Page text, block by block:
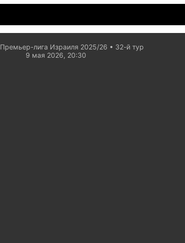
Премьер-лига Израиля 2025/26
32-й тур
9 мая 2026, 20:30